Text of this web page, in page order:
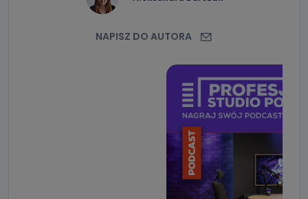
NAPISZ DO AUTORA